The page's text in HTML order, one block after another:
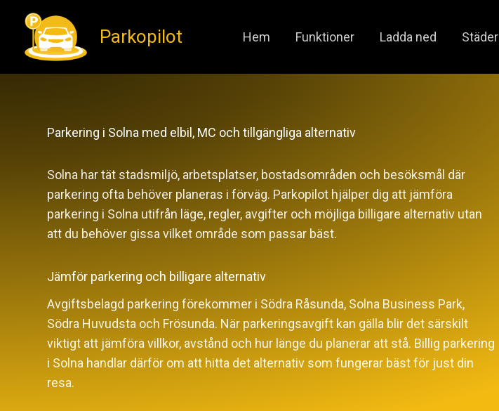
Hoppa
innehåll
Parkopilot Hem Funktioner Ladda ned Städer
Parkering i Solna med elbil, MC och tillgängliga alternativ
Solna har tät stadsmiljö, arbetsplatser, bostadsområden och besöksmål där
parkering ofta behöver planeras i förväg. Parkopilot hjälper dig att jämföra
parkering i Solna utifrån läge, regler, avgifter och möjliga billigare alternativ utan
att du behöver gissa vilket område som passar bäst.
Jämför parkering och billigare alternativ
Avgiftsbelagd parkering förekommer i Södra Råsunda, Solna Business Park,
Södra Huvudsta och Frösunda. När parkeringsavgift kan gälla blir det särskilt
viktigt att jämföra villkor, avstånd och hur länge du planerar att stå. Billig parkering
i Solna handlar därför om att hitta det alternativ som fungerar bäst för just din
resa.